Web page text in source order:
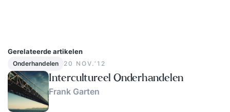
Gerelateerde artikelen
Onderhandelen 20 NOV.‘12
Intercultureel Onderhandelen
Frank Garten